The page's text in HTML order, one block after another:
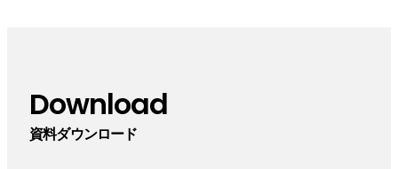
Download
資料ダウンロード